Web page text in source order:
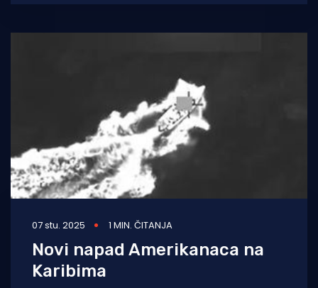
američke mornarice,
07 stu. 2025 1 MIN. ČITANJA
Novi napad Amerikanaca na
Karibima